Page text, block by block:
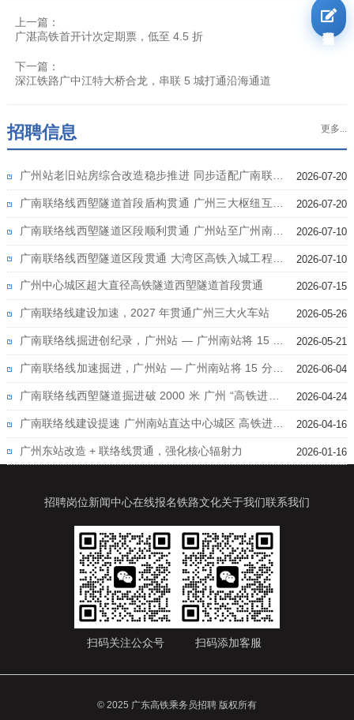
上一篇：
广湛高铁首开计次定期票，低至 4.5 折
下一篇：
深江铁路广中江特大桥合龙，串联 5 城打通沿海通道
更多...
招聘信息
广州站老旧站房综合改造稳步推进 同步适配广南联络
线通车需求
2026-07-20
广南联络线西塱隧道首段盾构贯通 广州三大枢纽互通
工程提速
2026-07-20
广南联络线西塱隧道区段顺利贯通 广州站至广州南站
15 分钟通勤提速
2026-07-10
广南联络线西塱隧道区段贯通 大湾区高铁入城工程提
速
2026-07-10
广州中心城区超大直径高铁隧道西塱隧道首段贯通 2026-07-15
广南联络线建设加速，2027 年贯通广州三大火车站 2026-05-26
广南联络线掘进创纪录，广州站 — 广州南站将 15 分
钟直达
2026-05-21
广南联络线加速掘进，广州站 — 广州南站将 15 分钟
直达
2026-06-04
广南联络线西塱隧道掘进破 2000 米 广州 “高铁进城”
加速推进
2026-04-24
广南联络线建设提速 广州南站直达中心城区 高铁进城
再突破
2026-04-16
广州东站改造 + 联络线贯通，强化核心辐射力 2026-01-16
招聘岗位新闻中心在线报名铁路文化关于我们联系我们
扫码关注公众号 扫码添加客服
© 2025 广东高铁乘务员招聘 版权所有
我要报名